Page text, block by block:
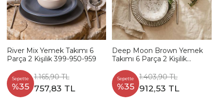
River Mix Yemek Takımı 6
Parça 2 Kişilik 399-950-959
Sepette
%35
1.165,90 TL
757,83 TL
Deep Moon Brown Yemek
Takımı 6 Parça 2 Kişilik
Sepette
%35
1.403,90 TL
912,53 TL